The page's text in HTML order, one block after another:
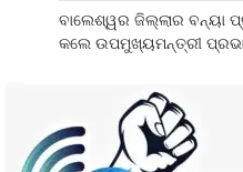
ବାଲେଶ୍ୱର ଜିଲ୍ଲାର ବନ୍ୟା
କଲେ ଉପମୁଖ୍ୟମନ୍ତ୍ରୀ